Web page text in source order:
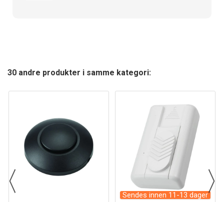
30 andre produkter i samme kategori:
Sendes innen 11-13 dager